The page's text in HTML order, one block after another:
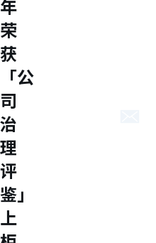
年
荣
获
「公
司
治
理
评
鉴」
上